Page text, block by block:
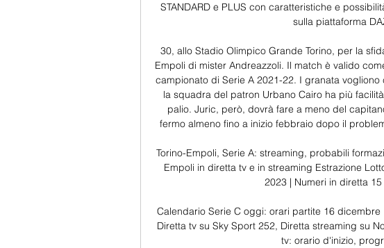
STANDARD e PLUS con caratteristiche e
sulla piattaforma
30, allo Stadio Olimpico Grande Torino, per la
Empoli di mister Andreazzoli. Il match è valido
campionato di Serie A 2021-22. I granata
la squadra del patron Urbano Cairo ha più
palio. Juric, però, dovrà fare a meno del
fermo almeno fino a inizio febbraio dopo il
Torino-Empoli, Serie A: streaming, probabili
Empoli in diretta tv e in streaming Estrazione
2023 | Numeri in diretta 15
Calendario Serie C oggi: orari partite 16
Diretta tv su Sky Sport 252, Diretta streaming su
tv: orario d'inizio,